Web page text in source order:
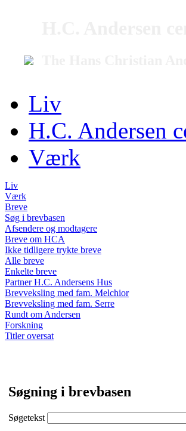
Liv
H.C. Andersen
Værk
Liv
Værk
Breve
Søg i brevbasen
Afsendere og modtagere
Breve om HCA
Ikke tidligere trykte breve
Alle breve
Enkelte breve
Partner H.C. Andersens Hus
Brevveksling med fam. Melchior
Brevveksling med fam. Serre
Rundt om Andersen
Forskning
Titler oversat
Søgning i brevbasen
Søgetekst